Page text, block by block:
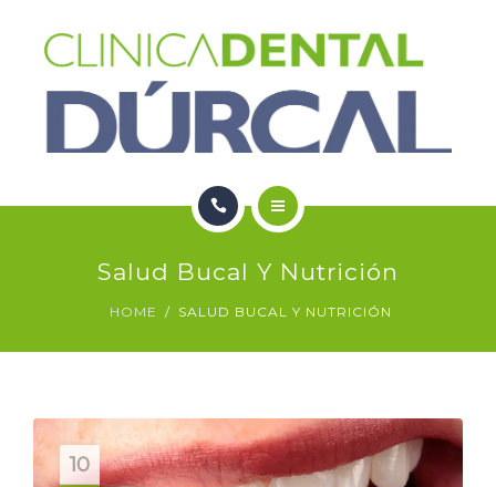
CONTACTO
CONTACTO
Salud Bucal Y Nutrición
HOME SALUD BUCAL Y NUTRICIÓN
10